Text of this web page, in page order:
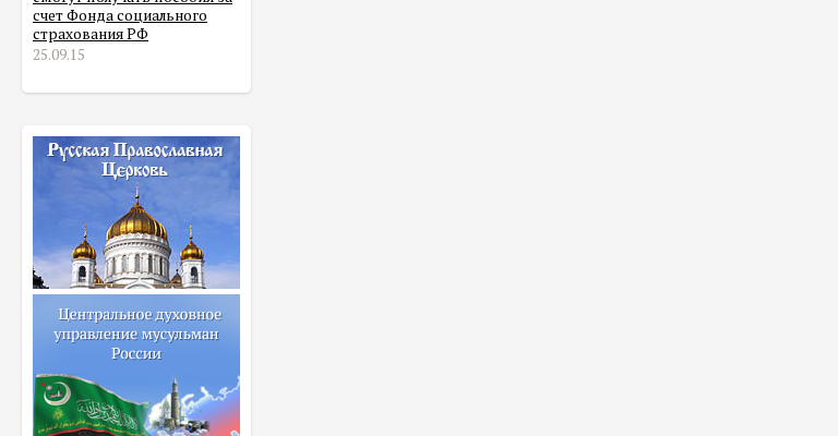
счет Фонда социального
страхования РФ
25.09.15